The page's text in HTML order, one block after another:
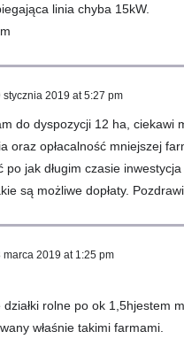
linia chyba 15kW.
stycznia 2019 at 5:27 pm
do dyspozycji 12 ha, ciekawi
oraz opłacalność mniejszej
po jak długim czasie
są możliwe dopłaty.
marca 2019 at 1:25 pm
działki rolne po ok 1,5hjestem
właśnie takimi farmami.